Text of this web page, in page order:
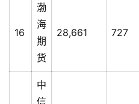
16
渤
海
期
货
28,661 727
中
信